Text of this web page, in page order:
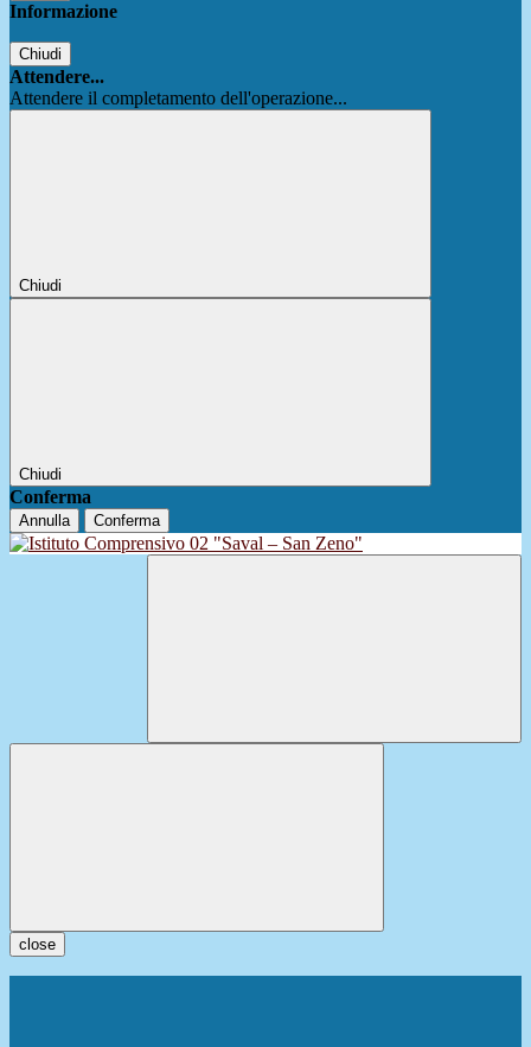
Informazione
Chiudi
Attendere...
Attendere il completamento dell'operazione...
Chiudi
Chiudi
Conferma
Annulla Conferma
close